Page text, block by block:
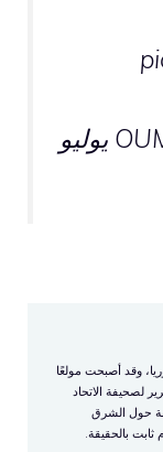
22 يوليو
وقد أصبحت مولعًا
لصحيفة الاتحاد
حول الشرق
ثابت بالحقيقة.